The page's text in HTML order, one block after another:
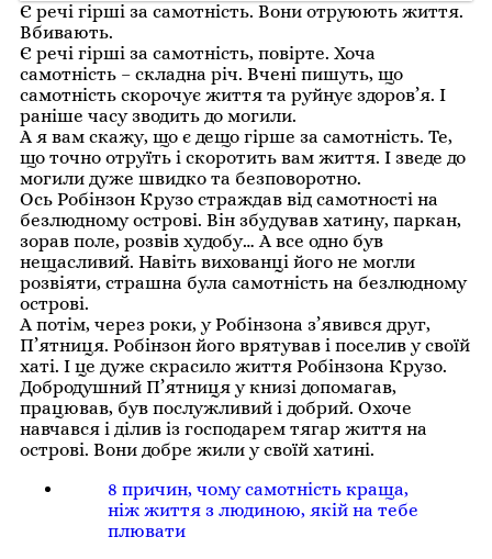
Є речі гірші за самотність. Вони отруюють життя.
Вбивають.
Є речі гірші за самотність, повірте. Хоча
самотність – складна річ. Вчені пишуть, що
самотність скорочує життя та руйнує здоров’я. І
раніше часу зводить до могили.
А я вам скажу, що є дещо гірше за самотність. Те,
що точно отруїть і скоротить вам життя. І зведе до
могили дуже швидко та безповоротно.
Ось Робінзон Крузо страждав від самотності на
безлюдному острові. Він збудував хатину, паркан,
зорав поле, розвів худобу… А все одно був
нещасливий. Навіть вихованці його не могли
розвіяти, страшна була самотність на безлюдному
острові.
А потім, через роки, у Робінзона з’явився друг,
П’ятниця. Робінзон його врятував і поселив у своїй
хаті. І це дуже скрасило життя Робінзона Крузо.
Добродушний П’ятниця у книзі допомагав,
працював, був послужливий і добрий. Охоче ​​
навчався і ділив із господарем тягар життя на
острові. Вони добре жили у своїй хатині.
8 причин, чому самотність краща,
ніж життя з людиною, якій на тебе
плювати